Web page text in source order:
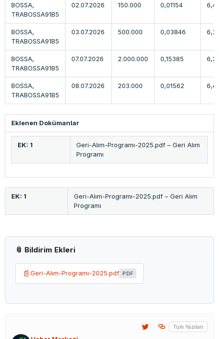
BOSSA,
TRABOSSA91B5
02.07.2026 150.000 0,01154
BOSSA,
TRABOSSA91B5
03.07.2026 500.000 0,03846
BOSSA,
TRABOSSA91B5
07.07.2026 2.000.000 0,15385
BOSSA,
TRABOSSA91B5
08.07.2026 203.000 0,01562
Eklenen Dokümanlar
EK: 1
Geri-Alım-Programı-2025.pdf – Geri Alım
Programı
EK: 1
Geri-Alım-Programı-2025.pdf – Geri Alım
Programı
📎 Bildirim Ekleri
📄 Geri-Alım-Programı-2025.pdf PDF
Tüm Yazıları